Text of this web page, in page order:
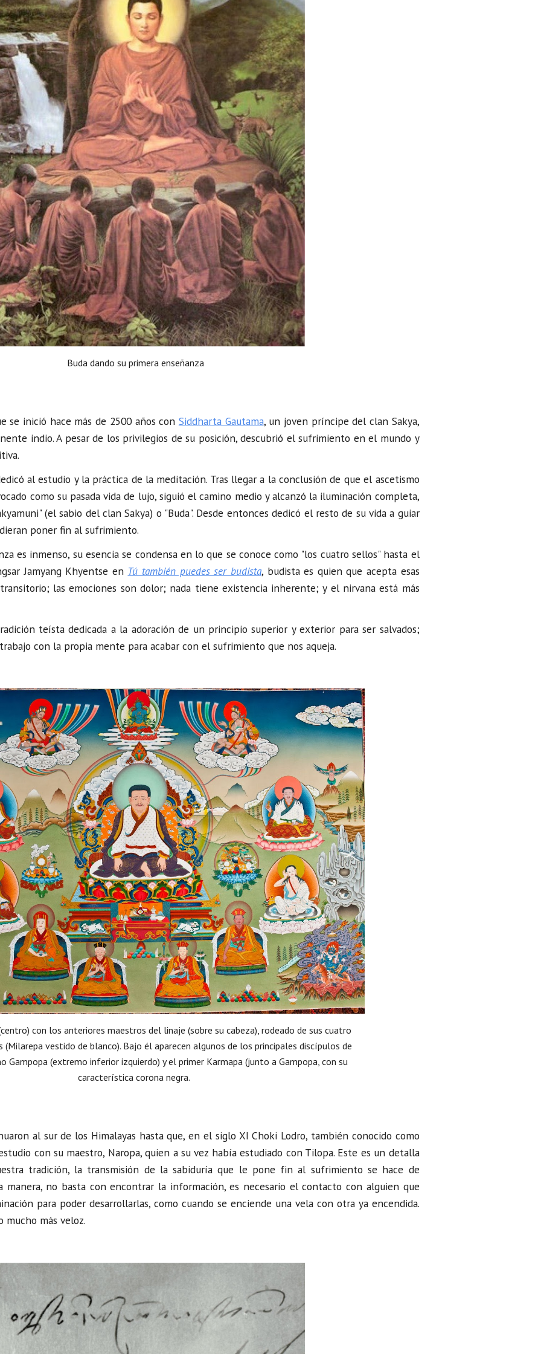
Buda dando su primera enseñanza
se inició hace más de 2500 años con Siddharta Gautama, un joven príncipe del clan Sakya,
indio. A pesar de los privilegios de su posición, descubrió el sufrimiento en el mundo y
al estudio y la práctica de la meditación. Tras llegar a la conclusión de que el ascetismo
como su pasada vida de lujo, siguió el camino medio y alcanzó la iluminación completa,
(el sabio del clan Sakya) o "Buda". Desde entonces dedicó el resto de su vida a guiar
poner fin al sufrimiento.
es inmenso, su esencia se condensa en lo que se conoce como "los cuatro sellos" hasta el
Jamyang Khyentse en Tú también puedes ser budista, budista es quien que acepta esas
las emociones son dolor; nada tiene existencia inherente; y el nirvana está más
teístadedicada a la adoración de un principio superior y exterior para ser salvados;
trabajo con la propia mente para acabar con el sufrimiento que nos aqueja.
con los anteriores maestros del linaje (sobre su cabeza), rodeado de sus cuatro
(Milarepa vestido de blanco). Bajo él aparecen algunos de los principales discípulos de
Gampopa (extremo inferior izquierdo) y el primer Karmapa (junto a Gampopa, con su
característica corona negra.
al sur de los Himalayas hasta que, en el siglo XI Choki Lodro, también conocido como
con su maestro, Naropa, quien a su vez había estudiado con Tilopa. Este es un detalla
tradición, la transmisión de la sabiduría que le pone fin al sufrimiento se hace de
manera, no basta con encontrar la información, es necesario el contacto con alguien que
para poder desarrollarlas, como cuando se enciende una vela con otra ya encendida.
más veloz.